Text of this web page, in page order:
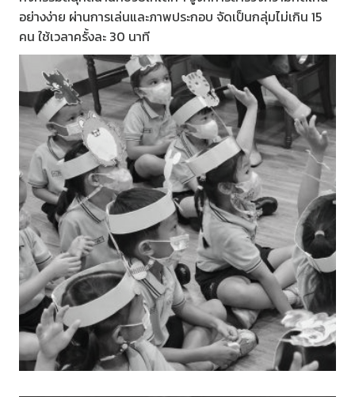
อย่างง่าย ผ่านการเล่นและภาพประกอบ จัดเป็นกลุ่มไม่เกิน 15
คน ใช้เวลาครั้งละ 30 นาที